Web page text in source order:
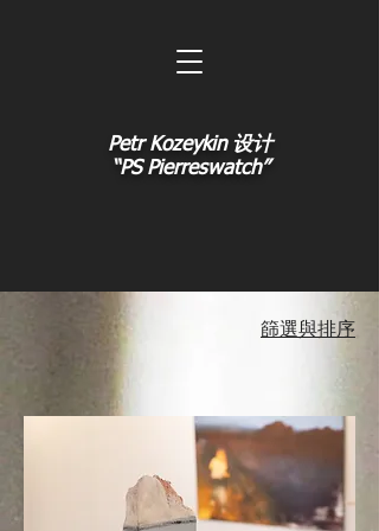
Petr Kozeykin 设计
“PS Pierreswatch”
篩選與排序